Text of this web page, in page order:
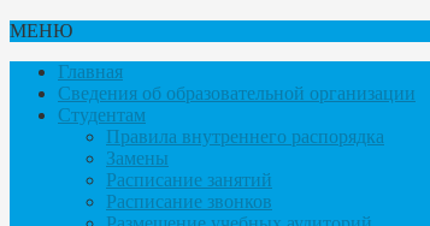
МЕНЮ
Главная
Сведения об образовательной организации
Студентам
Правила внутреннего распорядка
Замены
Расписание занятий
Расписание звонков